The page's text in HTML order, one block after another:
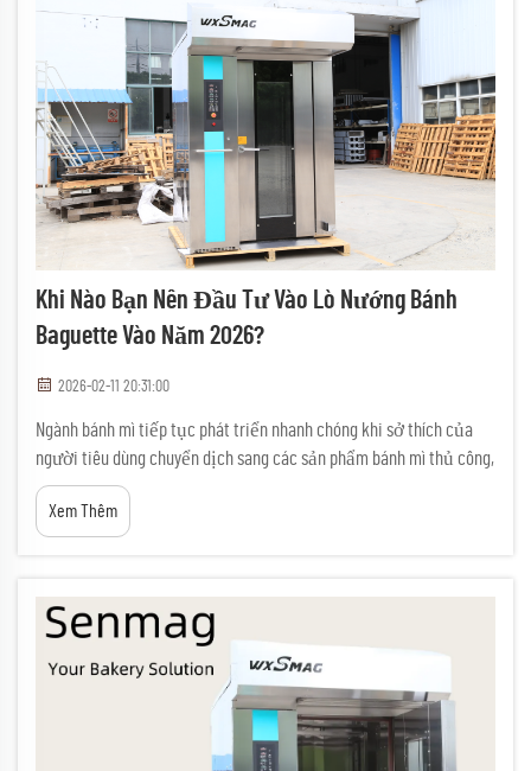
Khi Nào Bạn Nên Đầu Tư Vào Lò Nướng Bánh
Baguette Vào Năm 2026?
2026-02-11 20:31:00
Ngành bánh mì tiếp tục phát triển nhanh chóng khi sở thích của
người tiêu dùng chuyển dịch sang các sản phẩm bánh mì thủ công,
đặc biệt là bánh baguette truyền thống của Pháp. Đối với chủ
tiệm bánh đang cân nhắc nâng cấp thiết bị vào năm 2026, việc lựa
chọn thời điểm đầu tư vào lò nướng bánh baguette…
Xem Thêm